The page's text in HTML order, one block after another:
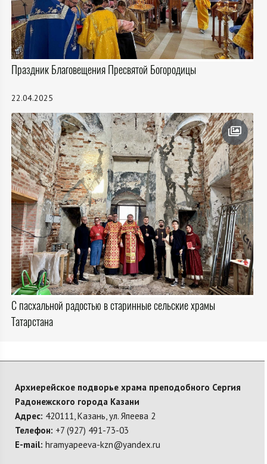
Праздник Благовещения Пресвятой Богородицы
22.04.2025
С пасхальной радостью в старинные сельские храмы
Татарстана
Архиерейское подворье храма преподобного Сергия
Радонежского города Казани
Адрес: 420111, Казань, ул. Япеева 2
Телефон: +7 (927) 491-73-03
E-mail: hramyapeeva-kzn@yandex.ru